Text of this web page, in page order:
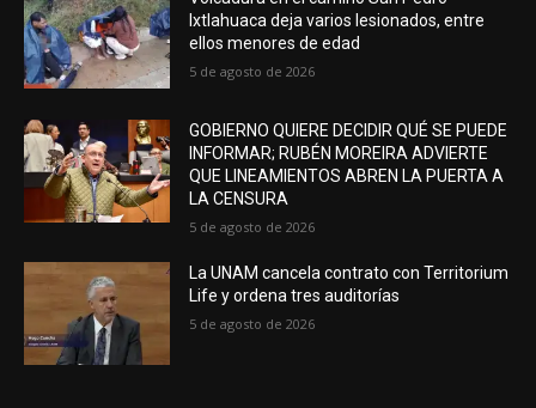
Ixtlahuaca deja varios lesionados, entre
ellos menores de edad
5 de agosto de 2026
GOBIERNO QUIERE DECIDIR QUÉ SE PUEDE
INFORMAR; RUBÉN MOREIRA ADVIERTE
QUE LINEAMIENTOS ABREN LA PUERTA A
LA CENSURA
5 de agosto de 2026
La UNAM cancela contrato con Territorium
Life y ordena tres auditorías
5 de agosto de 2026